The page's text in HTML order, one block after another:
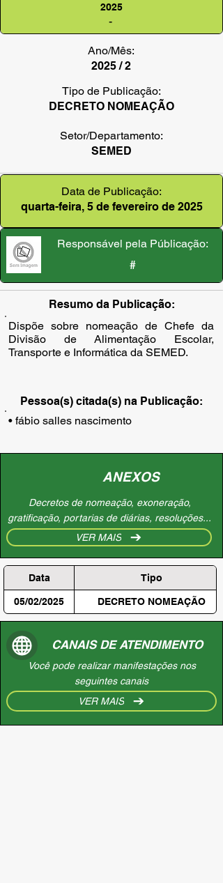
2025
-
Ano/Mês:
2025 / 2
Tipo de Publicação:
DECRETO NOMEAÇÃO
Setor/Departamento:
SEMED
Data de Publicação:
quarta-feira, 5 de fevereiro de 2025
Responsável pela Públicação:
#
Resumo da Publicação:
Dispõe sobre nomeação de Chefe da
Divisão de Alimentação Escolar,
Transporte e Informática da SEMED.
Pessoa(s) citada(s) na Publicação:
• fábio salles nascimento
ANEXOS
Decretos de nomeação, exoneração,
gratificação, portarias de diárias, resoluções...
VER MAIS
Data Tipo
05/02/2025 DECRETO NOMEAÇÃO
CANAIS DE ATENDIMENTO
Você pode realizar manifestações nos
seguintes canais
VER MAIS